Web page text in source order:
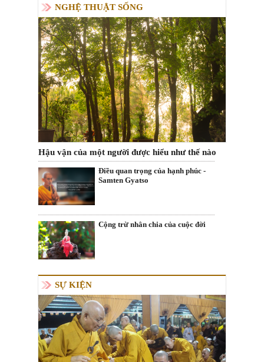
NGHỆ THUẬT SỐNG
Hậu vận của một người được hiểu như thế nào
Điều quan trọng của hạnh phúc -
Samten Gyatso
Cộng trừ nhân chia của cuộc đời
SỰ KIỆN